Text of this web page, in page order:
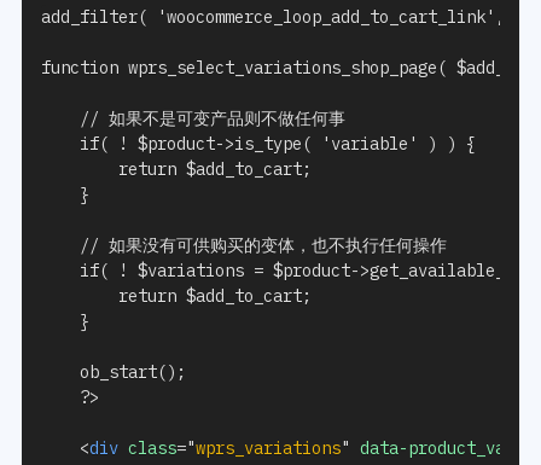
add_filter( 'woocommerce_loop_add_to_cart_link',
function wprs_select_variations_shop_page(
<div class="wprs_variations" data-